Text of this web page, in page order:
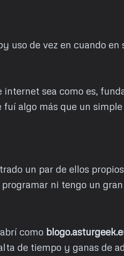
uso de vez en cuando en
internet sea como es,
algo más que un
un par de ellos
ni tengo un
como
de tiempo y ganas de